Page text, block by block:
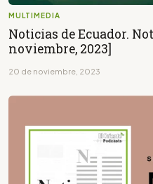
MULTIMEDIA
Noticias de Ecuador.
noviembre, 2023]
20 de noviembre, 2023